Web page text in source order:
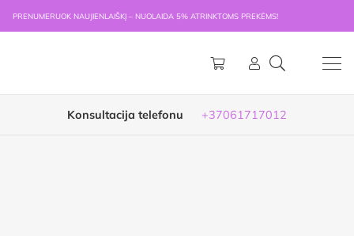
PRENUMERUOK NAUJIENLAIŠKĮ – NUOLAIDA 5% ATRINKTOMS PREKĖMS!
Konsultacija telefonu +37061717012